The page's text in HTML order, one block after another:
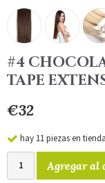
#4
TAPE
€32
hay 11 piezas en
Agregar al